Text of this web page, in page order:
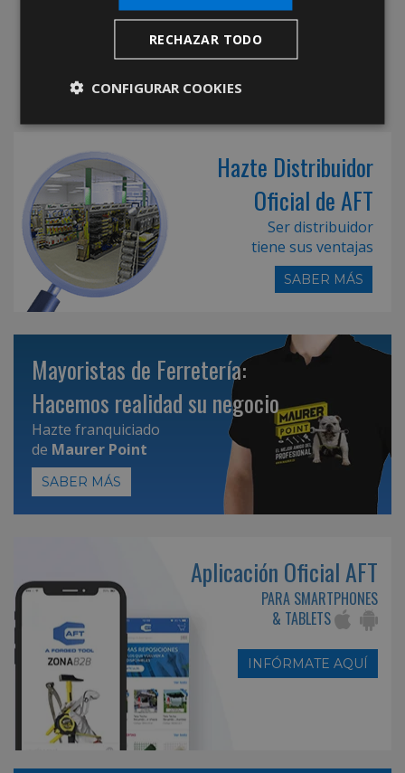
Hazte Distribuidor
Oficial de AFT
Ser distribuidor
tiene sus ventajas
SABER MÁS
Mayoristas de Ferretería:
Hacemos realidad su negocio
Hazte franquiciado
de Maurer Point
SABER MÁS
Aplicación Oficial AFT
PARA SMARTPHONES
& TABLETS
INFÓRMATE AQUÍ
RECHAZAR TODO
CONFIGURAR COOKIES